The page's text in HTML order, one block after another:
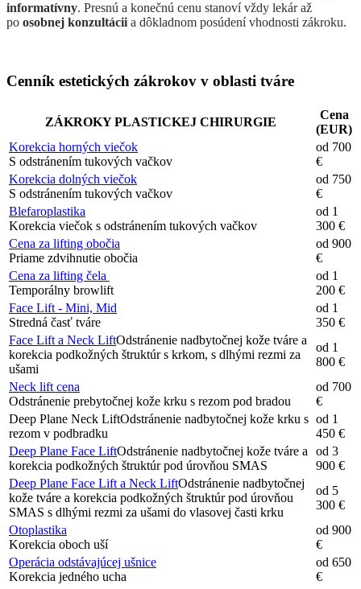
informatívny. Presnú a konečnú cenu stanoví vždy lekár až
po osobnej konzultácii a dôkladnom posúdení vhodnosti zákroku.
Cenník estetických zákrokov v oblasti tváre
ZÁKROKY PLASTICKEJ CHIRURGIE
Cena
(EUR)
Korekcia horných viečok
S odstránením tukových vačkov
od 700
€
Korekcia dolných viečok
S odstránením tukových vačkov
od 750
€
Blefaroplastika
Korekcia viečok s odstránením tukových vačkov
od 1
300 €
Cena za lifting obočia
Priame zdvihnutie obočia
od 900
€
Cena za lifting čela
Temporálny browlift
od 1
200 €
Face Lift - Mini, Mid
Stredná časť tváre
od 1
350 €
Face Lift a Neck LiftOdstránenie nadbytočnej kože tváre a
korekcia podkožných štruktúr s krkom, s dlhými rezmi za
ušami
od 1
800 €
Neck lift cena
Odstránenie prebytočnej kože krku s rezom pod bradou
od 700
€
Deep Plane Neck LiftOdstránenie nadbytočnej kože krku s
rezom v podbradku
od 1
450 €
Deep Plane Face LiftOdstránenie nadbytočnej kože tváre a
korekcia podkožných štruktúr pod úrovňou SMAS
od 3
900 €
Deep Plane Face Lift a Neck LiftOdstránenie nadbytočnej
kože tváre a korekcia podkožných štruktúr pod úrovňou
SMAS s dlhými rezmi za ušami do vlasovej časti krku
od 5
300 €
Otoplastika
Korekcia oboch uší
od 900
€
Operácia odstávajúcej ušnice
Korekcia jedného ucha
od 650
€